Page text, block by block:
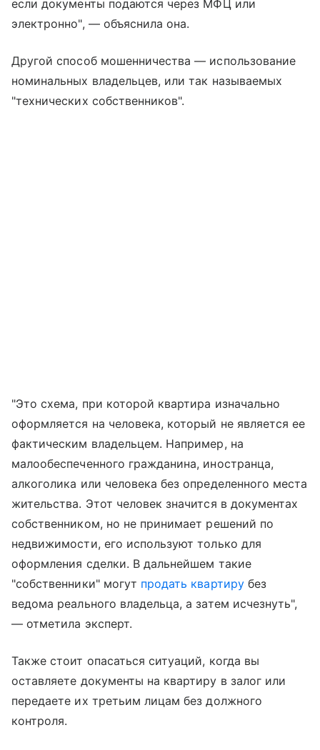
если документы подаются через МФЦ или
электронно", — объяснила она.
Другой способ мошенничества — использование
номинальных владельцев, или так называемых
"технических собственников".
"Это схема, при которой квартира изначально
оформляется на человека, который не является ее
фактическим владельцем. Например, на
малообеспеченного гражданина, иностранца,
алкоголика или человека без определенного места
жительства. Этот человек значится в документах
собственником, но не принимает решений по
недвижимости, его используют только для
оформления сделки. В дальнейшем такие
"собственники" могут продать квартирубез
ведома реального владельца, а затем исчезнуть",
— отметила эксперт.
Также стоит опасаться ситуаций, когда вы
оставляете документы на квартиру в залог или
передаете их третьим лицам без должного
контроля.